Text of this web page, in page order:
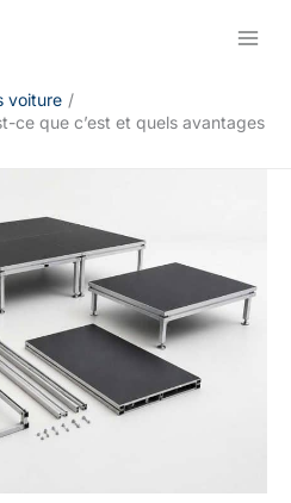
voiture
ce que c’est et quels avantages